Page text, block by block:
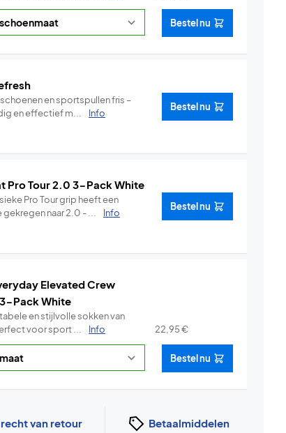
Bestel nu
en sportspullen fris –
en effectief m...
Info
Bestel nu
Pro Tour 2.0 3-Pack White
Pro Tour grip heeft een
naar 2.0 - ...
Info
Bestel nu
Elevated Crew
Pack White
en stijlvolle sokken van
voor sport ...
Info 22,95€
Bestel nu
van retour Betaalmiddelen